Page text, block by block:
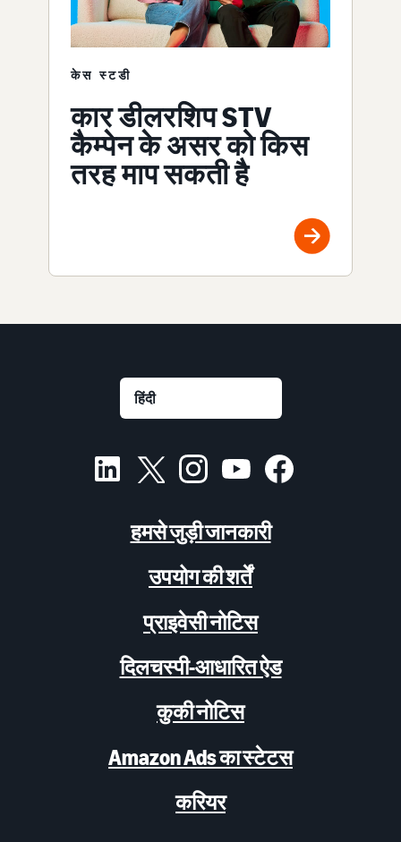
केस स्टडी
कार डीलरशिप STV
कैम्पेन के असर को किस
तरह माप सकती है
हमसे जुड़ी जानकारी
उपयोग की शर्तें
प्राइवेसी नोटिस
दिलचस्पी-आधारित ऐड
कुकी नोटिस
Amazon Ads का स्टेटस
करियर